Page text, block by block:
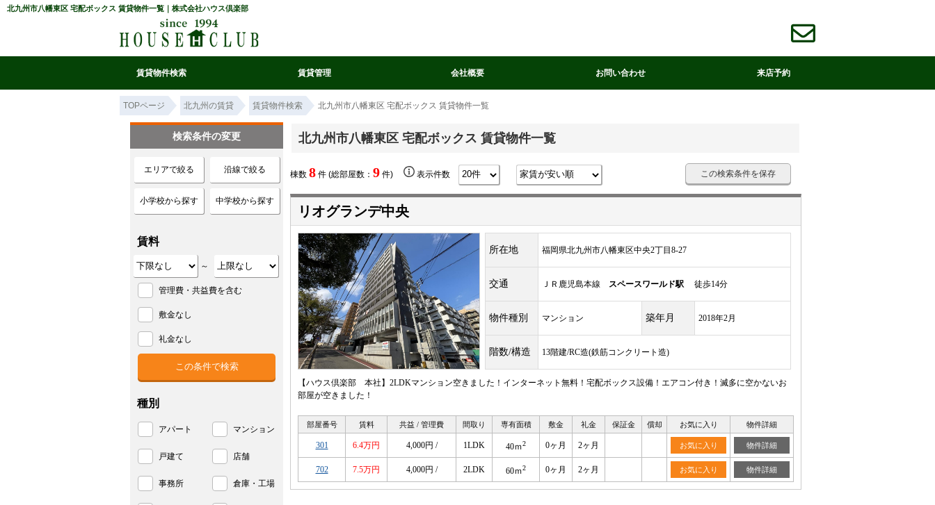
北九州市八幡東区 宅配ボックス 賃貸物件一覧｜株式会社ハウス倶楽部
賃貸物件検索
条件検索
お気に入り
閲覧履歴
マイ条件リスト
賃貸管理 会社概要 お問い合わせ 来店予約
TOPページ 北九州の賃貸 賃貸物件検索 北九州市八幡東区 宅配ボックス 賃貸物件一覧
北九州市八幡東区 宅配ボックス 賃貸物件一覧
棟数 8 件 (総部屋数： 9 件) 表示件数 この検索条件を保存
リオグランデ中央
所在地 福岡県北九州市八幡東区中央2丁目8-27
交通 ＪＲ鹿児島本線 スペースワールド駅 徒歩14分
物件種別 マンション 築年月 2018年2月
階数/構造 13階建/RC造(鉄筋コンクリート造)
【ハウス倶楽部 本社】2LDKマンション空きました！インターネット無料！宅配ボックス設備！エアコン付き！滅多に空かないお
部屋が空きました！
部屋番号 賃料 共益 / 管理費 間取り 専有面積 敷金 礼金 保証金 償却 お気に入り 物件詳細
301 6.4万円 4,000円 / 1LDK 40ｍ2 0ヶ月 2ヶ月 お気に入り 物件詳細
702 7.5万円 4,000円 / 2LDK 60ｍ2 0ヶ月 2ヶ月 お気に入り 物件詳細
検索条件の変更
エリアで絞る 沿線で絞る
小学校から探す 中学校から探す
賃料
～
管理費・共益費を含む
敷金なし
礼金なし
種別
アパート マンション
戸建て 店舗
事務所 倉庫・工場